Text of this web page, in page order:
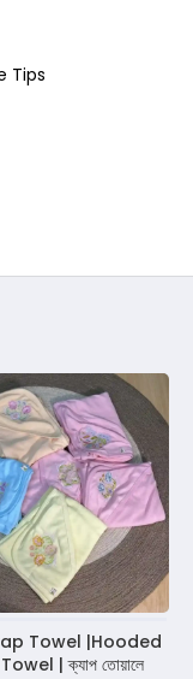
Tips
Towel |Hooded
| ক্যাপ তোয়ালে